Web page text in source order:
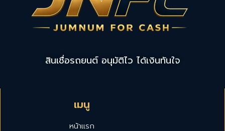
สินเชื่อรถยนต์ อนุมัติไว ได้เงินทันใจ
เมนู
หน้าแรก